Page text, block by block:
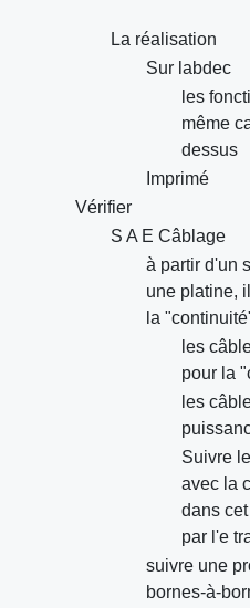
La réalisation
Sur labdec
les
même
dessus
Imprimé
Vérifier
S A E Câblage
à partir d'un
une platine,
la
les
pour la
les
Suivre
avec la
dans
par l'e
suivre une
bornes-à-